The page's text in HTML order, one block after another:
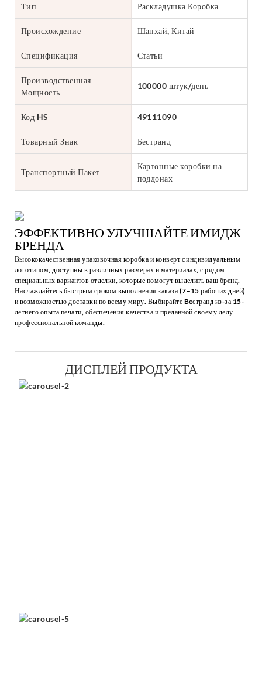
Тип Раскладушка Коробка
Происхождение Шанхай, Китай
Спецификация Статьи
Производственная
Мощность
100000 штук/день
Код HS 49111090
Товарный Знак Бестранд
Транспортный Пакет
Картонные коробки на
поддонах
ЭФФЕКТИВНО УЛУЧШАЙТЕ ИМИДЖ
БРЕНДА
Высококачественная упаковочная коробка и конверт с индивидуальным
логотипом, доступны в различных размерах и материалах, с рядом
специальных вариантов отделки, которые помогут выделить ваш бренд.
Наслаждайтесь быстрым сроком выполнения заказа (7–15 рабочих дней)
и возможностью доставки по всему миру. Выбирайте Beстранд из-за 15-
летнего опыта печати, обеспечения качества и преданной своему делу
профессиональной команды.
ДИСПЛЕЙ ПРОДУКТА